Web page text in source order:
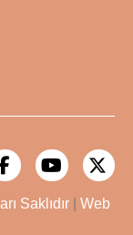
Saklıdır
Web